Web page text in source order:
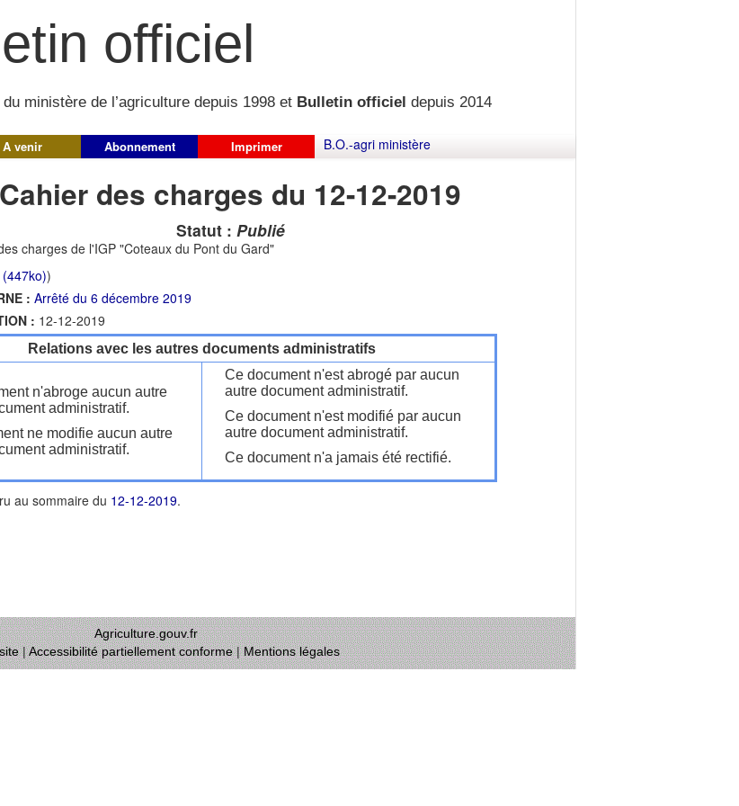
officiel
du ministère de l’agriculture depuis 1998 et Bulletin officiel depuis 2014
A venir Abonnement Imprimer B.O.-agri ministère
Cahier des charges du 12-12-2019
Statut : Publié
charges de l'IGP "Coteaux du Pont du Gard"
)
: Arrêté du 6 décembre 2019
: 12-12-2019
Relations avec les autres documents administratifs
n'abroge aucun autre
administratif.
ne modifie aucun autre
administratif.
Ce document n'est abrogé par aucun
autre document administratif.
Ce document n'est modifié par aucun
autre document administratif.
Ce document n'a jamais été rectifié.
au sommaire du 12-12-2019.
Agriculture.gouv.fr
|Accessibilité partiellement conforme|Mentions légales